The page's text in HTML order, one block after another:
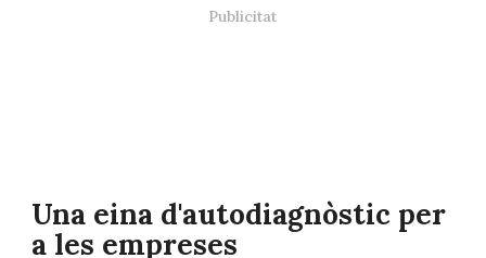
Una eina d'autodiagnòstic per
a les empreses